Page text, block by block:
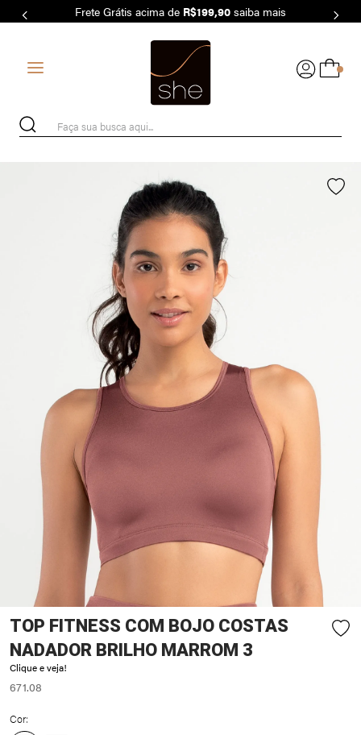
Frete Grátis acima de R$199,90 saiba mais
0
Faça sua busca aqui...
TOP FITNESS COM BOJO COSTAS
NADADOR BRILHO MARROM 3
Clique e veja!
671.08
Cor:
7º MODAL